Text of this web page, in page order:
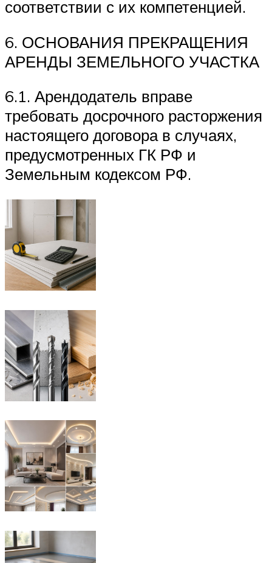
соответствии с их компетенцией.
6. ОСНОВАНИЯ ПРЕКРАЩЕНИЯ
АРЕНДЫ ЗЕМЕЛЬНОГО УЧАСТКА
6.1. Арендодатель вправе
требовать досрочного расторжения
настоящего договора в случаях,
предусмотренных ГК РФ и
Земельным кодексом РФ.